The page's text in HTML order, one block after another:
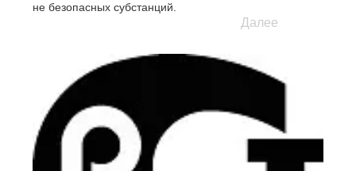
не безопасных субстанций.
Далее